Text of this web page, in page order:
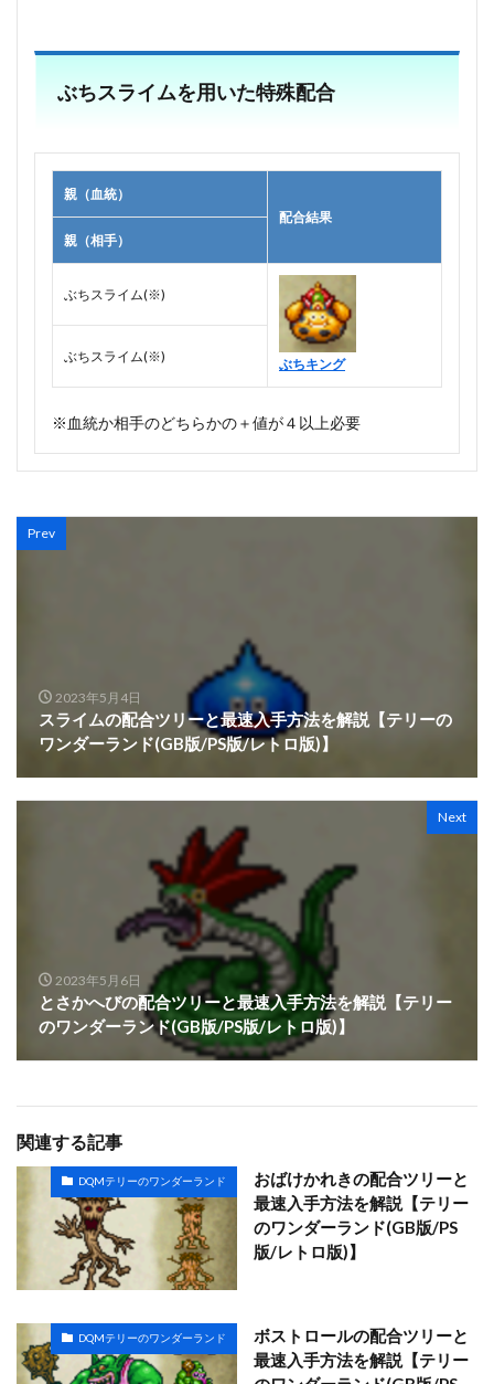
ぶちスライムを用いた特殊配合
親（血統）
配合結果
親（相手）
ぶちスライム(※)
ぶちキング
ぶちスライム(※)
※血統か相手のどちらかの＋値が４以上必要
Prev
2023年5月4日
スライムの配合ツリーと最速入手方法を解説【テリーの
ワンダーランド(GB版/PS版/レトロ版)】
Next
2023年5月6日
とさかへびの配合ツリーと最速入手方法を解説【テリー
のワンダーランド(GB版/PS版/レトロ版)】
関連する記事
DQMテリーのワンダーランド
おばけかれきの配合ツリーと
最速入手方法を解説【テリー
のワンダーランド(GB版/PS
版/レトロ版)】
DQMテリーのワンダーランド
ボストロールの配合ツリーと
最速入手方法を解説【テリー